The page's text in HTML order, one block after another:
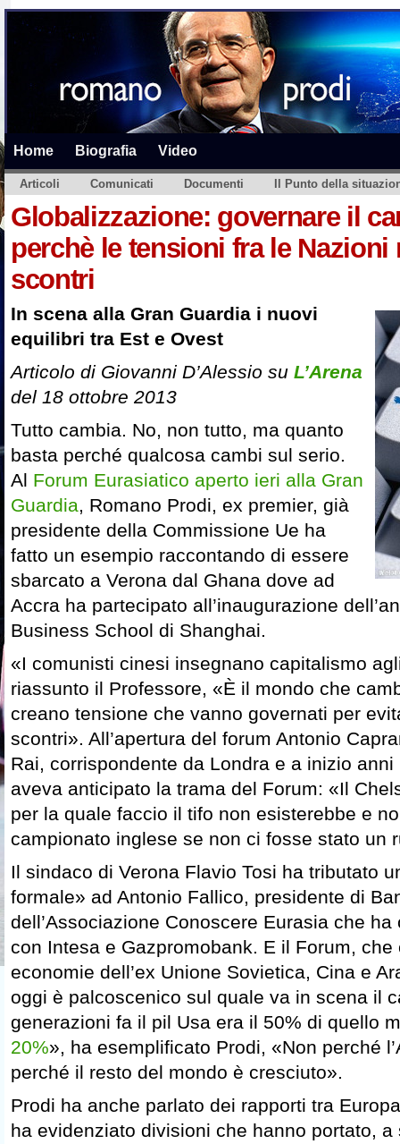
Home Biografia Video
Articoli Comunicati Documenti Il Punto della
Globalizzazione: governare il
perchè le tensioni fra le
scontri
In scena alla Gran Guardia i nuovi
equilibri tra Est e Ovest
Articolo di Giovanni D’Alessio su L’Arena
del 18 ottobre 2013
Tutto cambia. No, non tutto, ma quanto
basta perché qualcosa cambi sul serio.
Al Forum Eurasiatico aperto ieri alla Gran
Guardia, Romano Prodi, ex premier, già
presidente della Commissione Ue ha
fatto un esempio raccontando di essere
sbarcato a Verona dal Ghana dove ad
Accra ha partecipato all’inaugurazione
Business School di Shanghai.
«I comunisti cinesi insegnano capitalismo
riassunto il Professore, «È il mondo che
creano tensione che vanno governati per
scontri». All’apertura del forum Antonio
Rai, corrispondente da Londra e a inizio
aveva anticipato la trama del Forum: «Il
per la quale faccio il tifo non esisterebbe e
campionato inglese se non ci fosse stato un
Il sindaco di Verona Flavio Tosi ha tributato
formale» ad Antonio Fallico, presidente di
dell’Associazione Conoscere Eurasia che
con Intesa e Gazpromobank. E il Forum,
economie dell’ex Unione Sovietica, Cina e
oggi è palcoscenico sul quale va in scena il
generazioni fa il pil Usa era il 50% di quello
20%», ha esemplificato Prodi, «Non perché
perché il resto del mondo è cresciuto».
Prodi ha anche parlato dei rapporti tra
ha evidenziato divisioni che hanno portato,